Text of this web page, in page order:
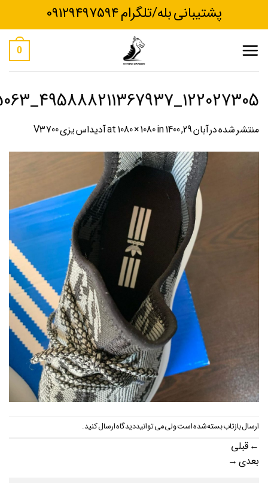
پشتیبانی بله/تلگرام 09129497594
0
122027305_495888211367937_6163660205940565063_n
منتشر شده درآبان 29, 1400 1080 × 1080in آدیداس یزی V3 700
ارسال بازتاب بسته شده است ولی می توانیددیدگاه ارسال کنید.
← قبلی
بعدی →